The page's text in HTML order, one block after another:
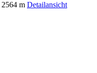
2564 m Detailansicht